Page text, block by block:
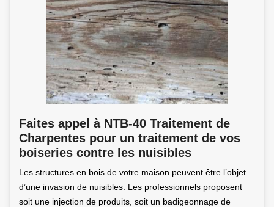
Faites appel à NTB-40 Traitement de
Charpentes pour un traitement de vos
boiseries contre les nuisibles
Les structures en bois de votre maison peuvent être l’objet
d’une invasion de nuisibles. Les professionnels proposent
soit une injection de produits, soit un badigeonnage de